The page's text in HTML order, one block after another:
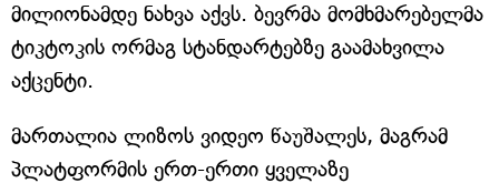
მილიონამდე ნახვა აქვს. ბევრმა მომხმარებელმა
ტიკტოკის ორმაგ სტანდარტებზე გაამახვილა
აქცენტი.
მართალია ლიზოს ვიდეო წაუშალეს, მაგრამ
პლატფორმის ერთ-ერთი ყველაზე